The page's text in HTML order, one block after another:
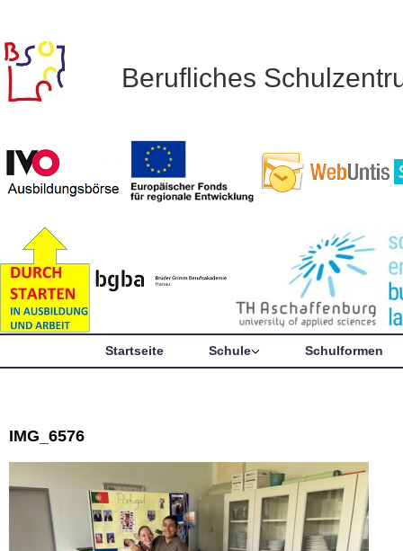
Berufliches
Startseite Schule Schulformen
IMG_6576